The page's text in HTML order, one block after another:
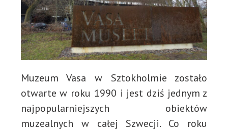
Muzeum Vasa w Sztokholmie zostało
otwarte w roku 1990 i jest dziś jednym z
najpopularniejszych obiektów
muzealnych w całej Szwecji. Co roku